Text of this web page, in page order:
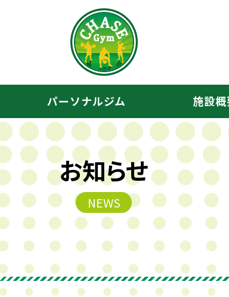
パーソナルジム 施設
お知らせ
NEWS